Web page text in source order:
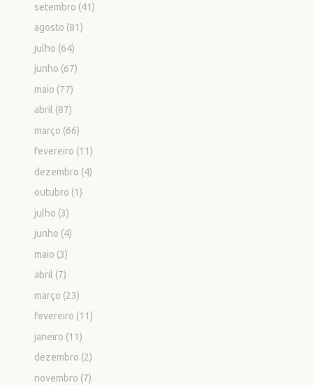
setembro (41)
agosto (81)
julho (64)
junho (67)
maio (77)
abril (87)
março (66)
fevereiro (11)
dezembro (4)
outubro (1)
julho (3)
junho (4)
maio (3)
abril (7)
março (23)
fevereiro (11)
janeiro (11)
dezembro (2)
novembro (7)